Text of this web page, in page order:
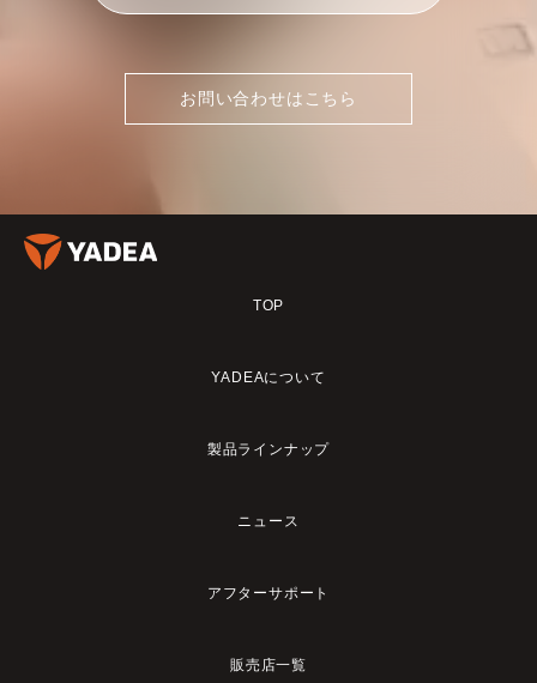
お問い合わせはこちら
TOP
YADEAについて
製品ラインナップ
ニュース
アフターサポート
販売店一覧